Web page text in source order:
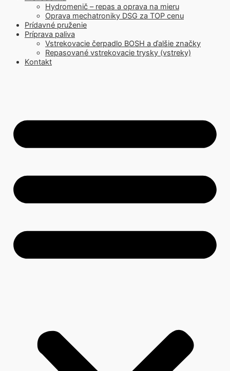
Hydromenič – repas a oprava na mieru
Oprava mechatroniky DSG za TOP cenu
Prídavné pruženie
Príprava paliva
Vstrekovacie čerpadlo BOSH a ďalšie značky
Repasované vstrekovacie trysky (vstreky)
Kontakt